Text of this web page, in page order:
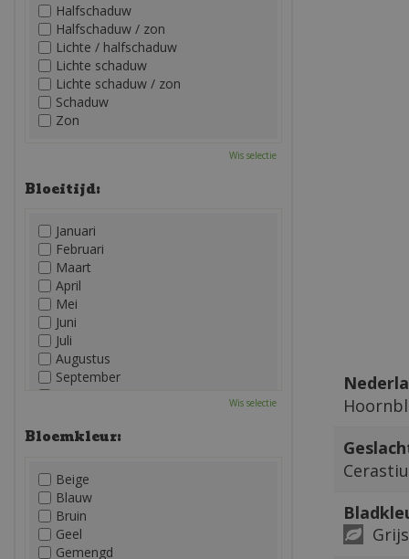
Grijs
Halfschaduw
Halfschaduw / zon
Lichte / halfschaduw
Lichte schaduw
Lichte schaduw / zon
Schaduw
Zon
Wis selectie
Bloeitijd:
Januari
Februari
Maart
April
Mei
Juni
Juli
Augustus
September
December
Wis selectie
Bloemkleur:
Beige
Blauw
Bruin
Geel
Gemengd